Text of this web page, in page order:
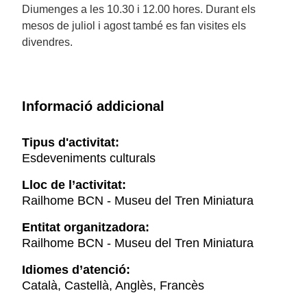
Diumenges a les 10.30 i 12.00 hores. Durant els
mesos de juliol i agost també es fan visites els
divendres.
Informació addicional
Tipus d'activitat:
Esdeveniments culturals
Lloc de l’activitat:
Railhome BCN - Museu del Tren Miniatura
Entitat organitzadora:
Railhome BCN - Museu del Tren Miniatura
Idiomes d’atenció:
Català, Castellà, Anglès, Francès